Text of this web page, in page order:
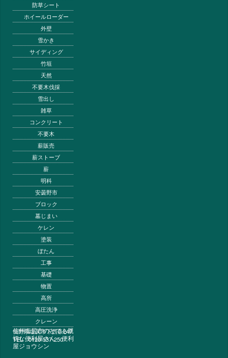
防草シート
ホイールローダー
外壁
雪かき
サイディング
竹垣
天然
不要木伐採
雪出し
雑草
コンクリート
不要木
薪販売
薪ストーブ
薪
明科
安曇野市
ブロック
墓じまい
ケレン
塗装
ぼたん
工事
基礎
物置
高所
高圧洗浄
クレーン
信州塩尻市のとても親
切な便利屋さん 便利
屋ジョウシン
長野県塩尻市下西条247
TEL：0120-537-250